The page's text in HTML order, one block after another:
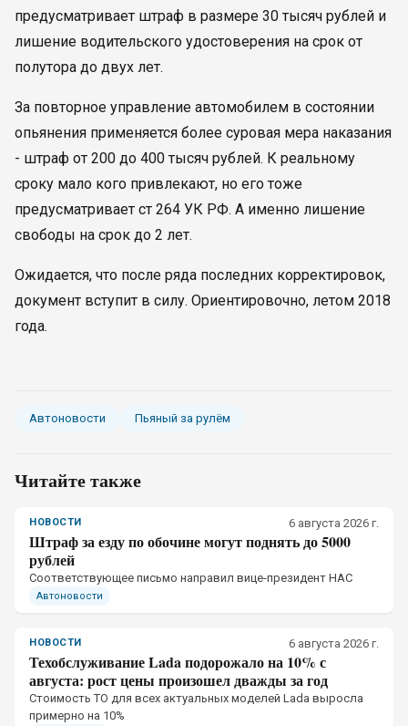
предусматривает штраф в размере 30 тысяч рублей и
лишение водительского удостоверения на срок от
полутора до двух лет.
За повторное управление автомобилем в состоянии
опьянения применяется более суровая мера наказания
- штраф от 200 до 400 тысяч рублей. К реальному
сроку мало кого привлекают, но его тоже
предусматривает ст 264 УК РФ. А именно лишение
свободы на срок до 2 лет.
Ожидается, что после ряда последних корректировок,
документ вступит в силу. Ориентировочно, летом 2018
года.
Автоновости Пьяный за рулём
Читайте также
НОВОСТИ 6 августа 2026 г.
Штраф за езду по обочине могут поднять до 5000
рублей
Соответствующее письмо направил вице-президент НАС
Автоновости
НОВОСТИ 6 августа 2026 г.
Техобслуживание Lada подорожало на 10% с
августа: рост цены произошел дважды за год
Стоимость ТО для всех актуальных моделей Lada выросла
примерно на 10%